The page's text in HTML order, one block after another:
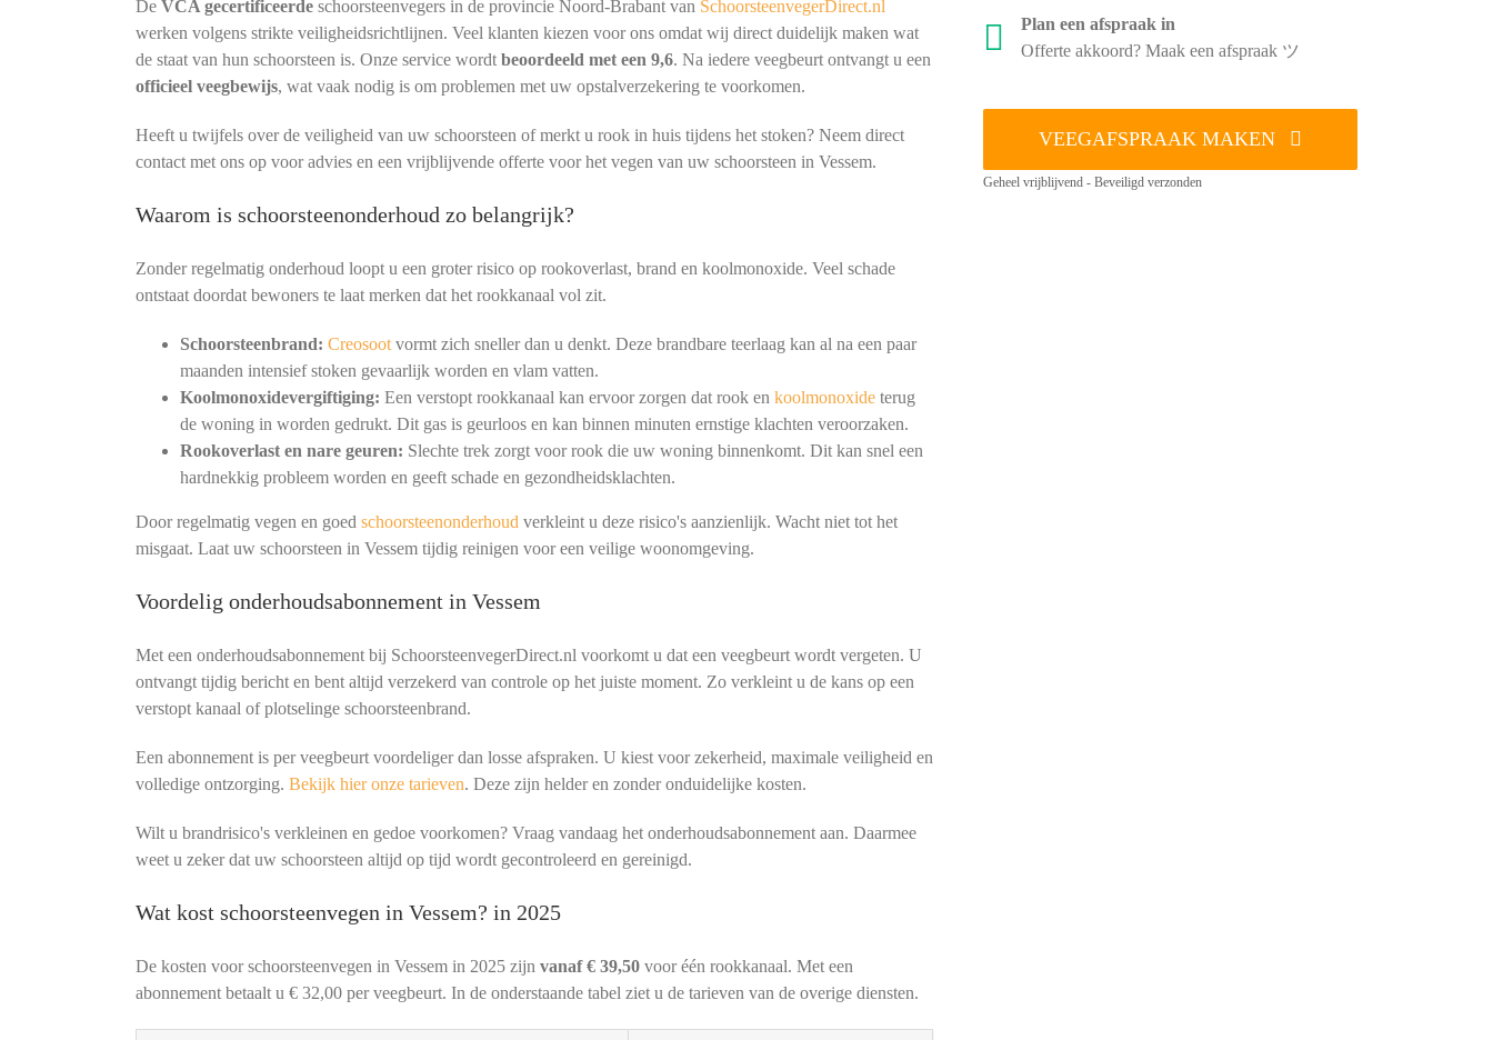
De VCA gecertificeerdeschoorsteenvegers in de provincie Noord-Brabant van SchoorsteenvegerDirect.nl
werken volgens strikte veiligheidsrichtlijnen. Veel klanten kiezen voor ons omdat wij direct duidelijk maken wat
de staat van hun schoorsteen is. Onze service wordt beoordeeld met een 9,6. Na iedere veegbeurt ontvangt u een
officieel veegbewijs, wat vaak nodig is om problemen met uw opstalverzekering te voorkomen.
Heeft u twijfels over de veiligheid van uw schoorsteen of merkt u rook in huis tijdens het stoken? Neem direct
contact met ons op voor advies en een vrijblijvende offerte voor het vegen van uw schoorsteen in Vessem.
Waarom is schoorsteenonderhoud zo belangrijk?
Zonder regelmatig onderhoud loopt u een groter risico op rookoverlast, brand en koolmonoxide. Veel schade
ontstaat doordat bewoners te laat merken dat het rookkanaal vol zit.
Schoorsteenbrand: Creosootvormt zich sneller dan u denkt. Deze brandbare teerlaag kan al na een paar
maanden intensief stoken gevaarlijk worden en vlam vatten.
Koolmonoxidevergiftiging: Een verstopt rookkanaal kan ervoor zorgen dat rook en koolmonoxideterug
de woning in worden gedrukt. Dit gas is geurloos en kan binnen minuten ernstige klachten veroorzaken.
Rookoverlast en nare geuren: Slechte trek zorgt voor rook die uw woning binnenkomt. Dit kan snel een
hardnekkig probleem worden en geeft schade en gezondheidsklachten.
Door regelmatig vegen en goed schoorsteenonderhoud verkleint u deze risico's aanzienlijk. Wacht niet tot het
misgaat. Laat uw schoorsteen in Vessem tijdig reinigen voor een veilige woonomgeving.
Voordelig onderhoudsabonnement in Vessem
Met een onderhoudsabonnement bij SchoorsteenvegerDirect.nl voorkomt u dat een veegbeurt wordt vergeten. U
ontvangt tijdig bericht en bent altijd verzekerd van controle op het juiste moment. Zo verkleint u de kans op een
verstopt kanaal of plotselinge schoorsteenbrand.
Een abonnement is per veegbeurt voordeliger dan losse afspraken. U kiest voor zekerheid, maximale veiligheid en
volledige ontzorging. Bekijk hier onze tarieven. Deze zijn helder en zonder onduidelijke kosten.
Wilt u brandrisico's verkleinen en gedoe voorkomen? Vraag vandaag het onderhoudsabonnement aan. Daarmee
weet u zeker dat uw schoorsteen altijd op tijd wordt gecontroleerd en gereinigd.
Wat kost schoorsteenvegen in Vessem? in 2025
De kosten voor schoorsteenvegen in Vessem in 2025 zijn vanaf € 39,50voor één rookkanaal. Met een
abonnement betaalt u € 32,00 per veegbeurt. In de onderstaande tabel ziet u de tarieven van de overige diensten.
Plan een afspraak in
Offerte akkoord? Maak een afspraak ツ
VEEGAFSPRAAK MAKEN
Geheel vrijblijvend - Beveiligd verzonden